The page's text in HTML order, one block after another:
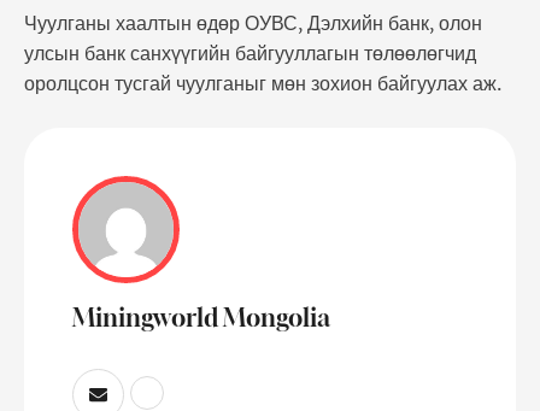
Чуулганы хаалтын өдөр ОУВС, Дэлхийн банк, олон
улсын банк санхүүгийн байгууллагын төлөөлөгчид
оролцсон тусгай чуулганыг мөн зохион байгуулах аж.
Miningworld Mongolia